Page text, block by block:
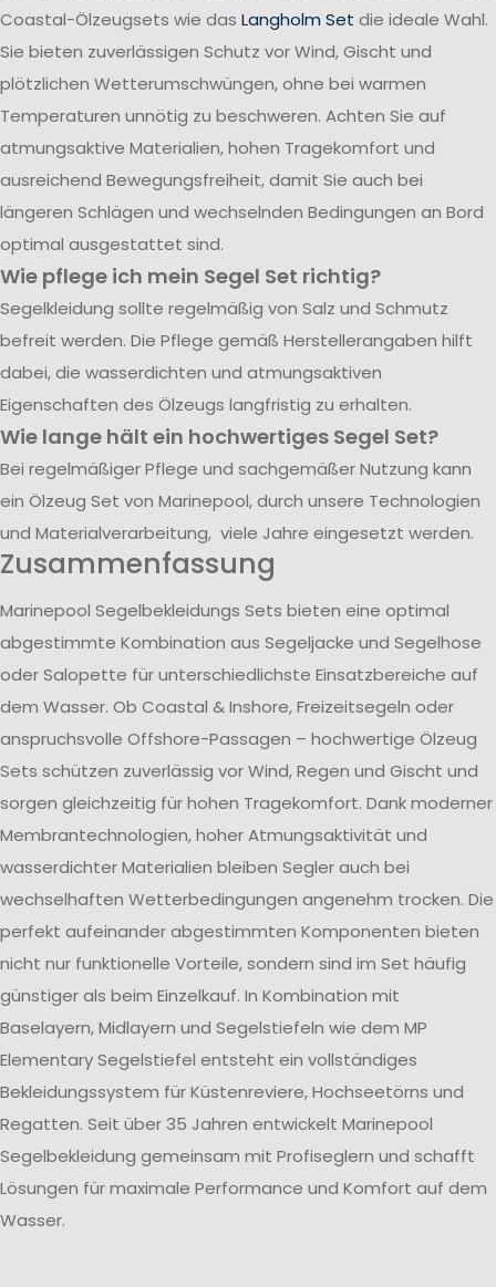
Coastal-Ölzeugsets wie das Langholm Set die ideale Wahl.
Sie bieten zuverlässigen Schutz vor Wind, Gischt und
plötzlichen Wetterumschwüngen, ohne bei warmen
Temperaturen unnötig zu beschweren. Achten Sie auf
atmungsaktive Materialien, hohen Tragekomfort und
ausreichend Bewegungsfreiheit, damit Sie auch bei
längeren Schlägen und wechselnden Bedingungen an Bord
optimal ausgestattet sind.
Wie pflege ich mein Segel Set richtig?
Segelkleidung sollte regelmäßig von Salz und Schmutz
befreit werden. Die Pflege gemäß Herstellerangaben hilft
dabei, die wasserdichten und atmungsaktiven
Eigenschaften des Ölzeugs langfristig zu erhalten.
Wie lange hält ein hochwertiges Segel Set?
Bei regelmäßiger Pflege und sachgemäßer Nutzung kann
ein Ölzeug Set von Marinepool, durch unsere Technologien
und Materialverarbeitung, viele Jahre eingesetzt werden.
Zusammenfassung
Marinepool Segelbekleidungs Sets bieten eine optimal
abgestimmte Kombination aus Segeljacke und Segelhose
oder Salopette für unterschiedlichste Einsatzbereiche auf
dem Wasser. Ob Coastal & Inshore, Freizeitsegeln oder
anspruchsvolle Offshore-Passagen – hochwertige Ölzeug
Sets schützen zuverlässig vor Wind, Regen und Gischt und
sorgen gleichzeitig für hohen Tragekomfort. Dank moderner
Membrantechnologien, hoher Atmungsaktivität und
wasserdichter Materialien bleiben Segler auch bei
wechselhaften Wetterbedingungen angenehm trocken. Die
perfekt aufeinander abgestimmten Komponenten bieten
nicht nur funktionelle Vorteile, sondern sind im Set häufig
günstiger als beim Einzelkauf. In Kombination mit
Baselayern, Midlayern und Segelstiefeln wie dem MP
Elementary Segelstiefel entsteht ein vollständiges
Bekleidungssystem für Küstenreviere, Hochseetörns und
Regatten. Seit über 35 Jahren entwickelt Marinepool
Segelbekleidung gemeinsam mit Profiseglern und schafft
Lösungen für maximale Performance und Komfort auf dem
Wasser.